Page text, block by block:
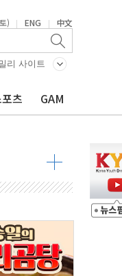
) | ENG | 中文
리 사이트
츠 GAM
고치